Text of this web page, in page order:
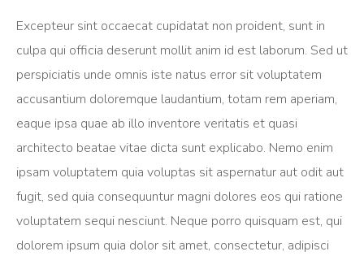
Excepteur sint occaecat cupidatat non proident, sunt in
culpa qui officia deserunt mollit anim id est laborum. Sed ut
perspiciatis unde omnis iste natus error sit voluptatem
accusantium doloremque laudantium, totam rem aperiam,
eaque ipsa quae ab illo inventore veritatis et quasi
architecto beatae vitae dicta sunt explicabo. Nemo enim
ipsam voluptatem quia voluptas sit aspernatur aut odit aut
fugit, sed quia consequuntur magni dolores eos qui ratione
voluptatem sequi nesciunt. Neque porro quisquam est, qui
dolorem ipsum quia dolor sit amet, consectetur, adipisci